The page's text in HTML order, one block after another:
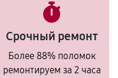
Срочный ремонт
Более 88% поломок
ремонтируем за 2 часа